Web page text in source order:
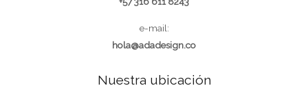
e-mail:
hola@adadesign.co
Nuestra ubicación